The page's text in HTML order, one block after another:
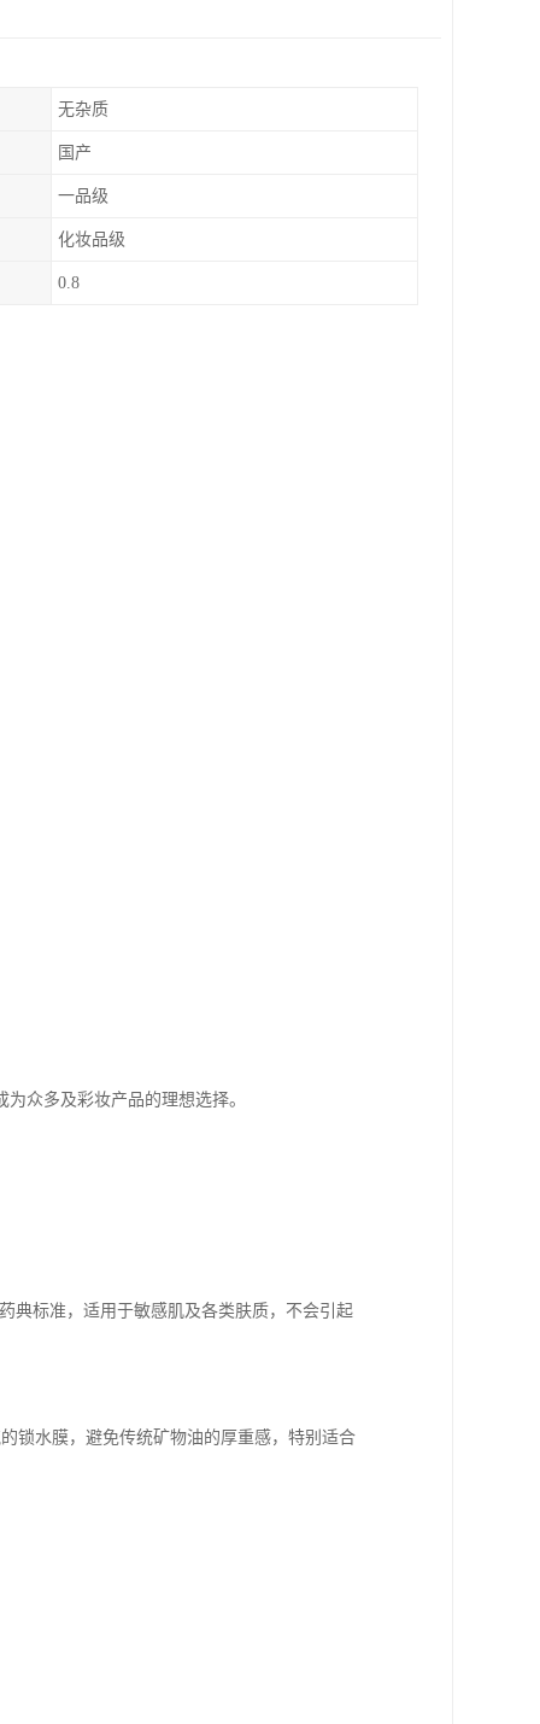
无杂质
国产
一品级
化妆品级
0.8
众多及彩妆产品的理想选择。
典标准，适用于敏感肌及各类肤质，不会引起
锁水膜，避免传统矿物油的厚重感，特别适合